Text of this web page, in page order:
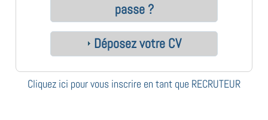
passe ?
Déposez votre CV
Cliquez ici pour vous inscrire en tant que RECRUTEUR